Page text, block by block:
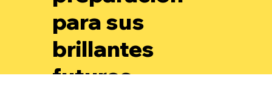
para sus
brillantes
futuros.